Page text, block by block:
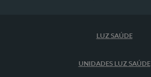
LUZ SAÚDE
UNIDADES LUZ SAÚDE